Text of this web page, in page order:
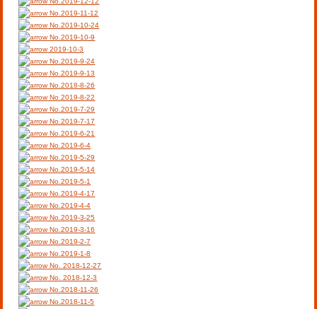
No.2019-11-12
No.2019-10-24
No.2019-10-9
2019-10-3
No.2019-9-24
No.2019-9-13
No.2018-8-26
No.2019-8-22
No.2019-7-29
No.2019-7-17
No.2019-6-21
No.2019-6-4
No.2019-5-29
No.2019-5-14
No.2019-5-1
No.2019-4-17
No.2019-4-4
No.2019-3-25
No.2019-3-16
No.2019-2-7
No.2019-1-8
No. 2018-12-27
No. 2018-12-3
No.2018-11-26
No.2018-11-5